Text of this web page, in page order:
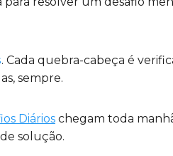
. Cada quebra-cabeça é
sempre.
Diários chegam toda
solução.